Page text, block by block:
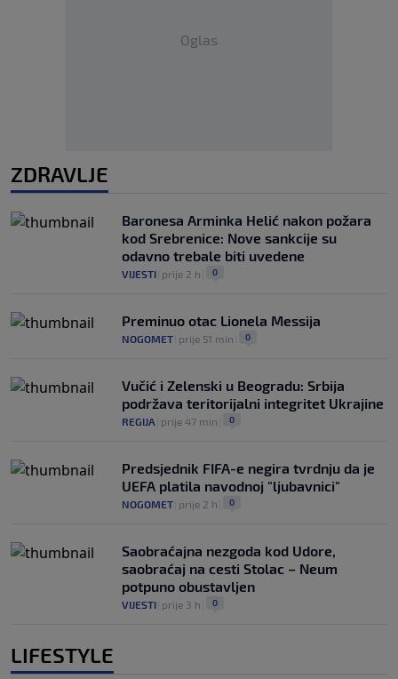
Oglas
ZDRAVLJE
Baronesa Arminka Helić nakon požara
kod Srebrenice: Nove sankcije su
odavno trebale biti uvedene
VIJESTI prije 2 h 0
Preminuo otac Lionela Messija
NOGOMET prije 51 min 0
Vučić i Zelenski u Beogradu: Srbija
podržava teritorijalni integritet Ukrajine
REGIJA prije 47 min 0
Predsjednik FIFA-e negira tvrdnju da je
UEFA platila navodnoj "ljubavnici"
NOGOMET prije 2 h 0
Saobraćajna nezgoda kod Udore,
saobraćaj na cesti Stolac – Neum
potpuno obustavljen
VIJESTI prije 3 h 0
LIFESTYLE